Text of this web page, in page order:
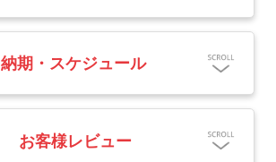
納期・スケジュール
お客様レビュー